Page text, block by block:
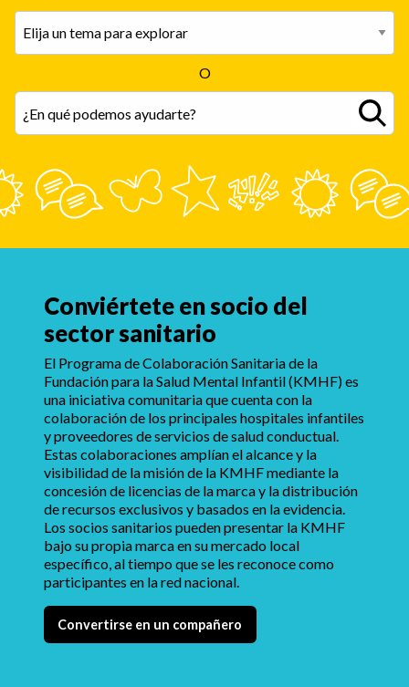
O
Conviértete en socio del
sector sanitario
El Programa de Colaboración Sanitaria de la
Fundación para la Salud Mental Infantil (KMHF) es
una iniciativa comunitaria que cuenta con la
colaboración de los principales hospitales infantiles
y proveedores de servicios de salud conductual.
Estas colaboraciones amplían el alcance y la
visibilidad de la misión de la KMHF mediante la
concesión de licencias de la marca y la distribución
de recursos exclusivos y basados en la evidencia.
Los socios sanitarios pueden presentar la KMHF
bajo su propia marca en su mercado local
específico, al tiempo que se les reconoce como
participantes en la red nacional.
Convertirse en un compañero